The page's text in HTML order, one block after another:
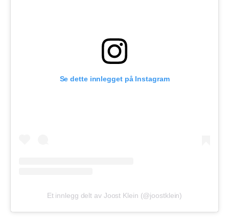
Se dette innlegget på Instagram
Et innlegg delt av Joost Klein (@joostklein)